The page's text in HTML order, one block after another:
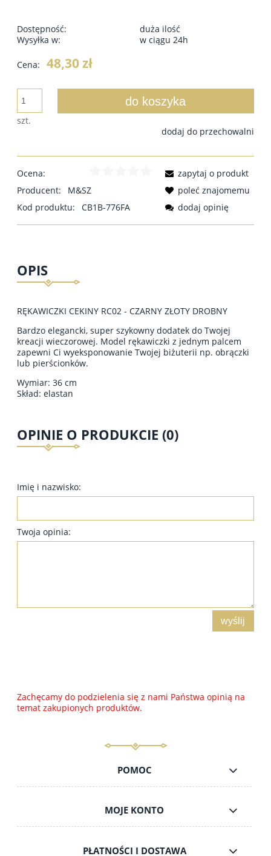
Dostępność:
duża ilość
Wysyłka w:
w ciągu 24h
Cena: 48,30 zł
szt.
do koszyka
dodaj do przechowalni
Ocena:
Producent:
M&SZ
Kod produktu:
CB1B-776FA
zapytaj o produkt
poleć znajomemu
dodaj opinię
OPIS
RĘKAWICZKI CEKINY RC02 - CZARNY ZŁOTY DROBNY
Bardzo elegancki, super szykowny dodatek do Twojej
kreacji wieczorowej. Model rękawiczki z jednym palcem
zapewni Ci wyeksponowanie Twojej biżuterii np. obrączki
lub pierścionków.
Wymiar: 36 cm
Skład: elastan
OPINIE O PRODUKCIE (0)
Imię i nazwisko:
Twoja opinia:
wyślij
Zachęcamy do podzielenia się z nami Państwa opinią na
temat zakupionych produktów.
POMOC
MOJE KONTO
PŁATNOŚCI I DOSTAWA